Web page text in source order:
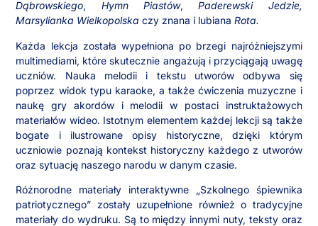
Dąbrowskiego, Hymn Piastów, Paderewski Jedzie,
Marsylianka Wielkopolskaczy znana i lubiana Rota.
Każda lekcja została wypełniona po brzegi najróżniejszymi
multimediami, które skutecznie angażują i przyciągają uwagę
uczniów. Nauka melodii i tekstu utworów odbywa się
poprzez widok typu karaoke, a także ćwiczenia muzyczne i
naukę gry akordów i melodii w postaci instruktażowych
materiałów wideo. Istotnym elementem każdej lekcji są także
bogate i ilustrowane opisy historyczne, dzięki którym
uczniowie poznają kontekst historyczny każdego z utworów
oraz sytuację naszego narodu w danym czasie.
Różnorodne materiały interaktywne „Szkolnego śpiewnika
patriotycznego” zostały uzupełnione również o tradycyjne
materiały do wydruku. Są to między innymi nuty, teksty oraz